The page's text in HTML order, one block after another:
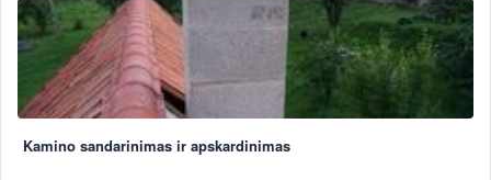
Kamino sandarinimas ir apskardinimas